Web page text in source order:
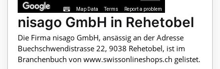
Map Data Terms Report a problem
nisago GmbH in Rehetobel
Die Firma nisago GmbH, ansässig an der Adresse
Buechschwendistrasse 22, 9038 Rehetobel, ist im
Branchenbuch von www.swissonlineshops.ch gelistet.